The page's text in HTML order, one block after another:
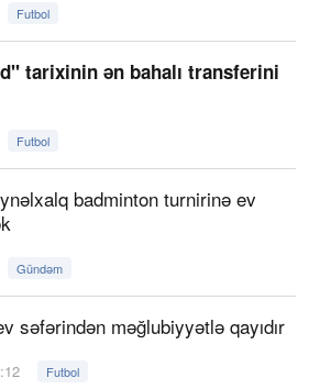
Futbol
tarixinin ən bahalı transferini
Futbol
badminton turnirinə ev
Gündəm
səfərindən məğlubiyyətlə qayıdır
Futbol